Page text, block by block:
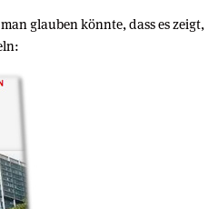
glauben könnte, dass es zeigt,